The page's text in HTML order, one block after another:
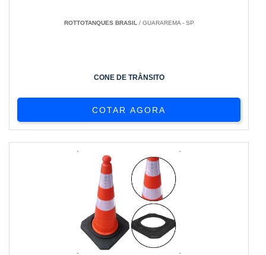
ROTTOTANQUES BRASIL / GUARAREMA - SP
CONE DE TRÂNSITO
COTAR AGORA